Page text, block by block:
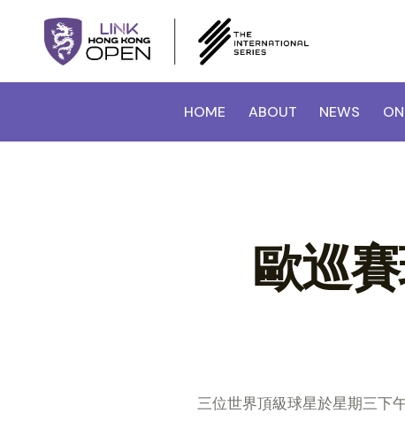
HOME ABOUT NEWS
歐巡
三位世界頂級球星於星期三下